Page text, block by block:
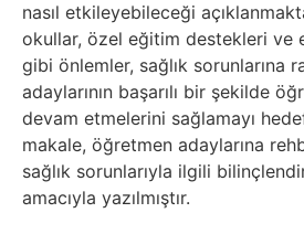
Bitkiler
Çizgi
Film
Diğer
nasıl etkileyebileceği
okullar, özel eğitim destekleri ve
gibi önlemler, sağlık sorunlarına
adaylarının başarılı bir şekilde
devam etmelerini sağlamayı
makale, öğretmen adaylarına
sağlık sorunlarıyla ilgili
amacıyla yazılmıştır.